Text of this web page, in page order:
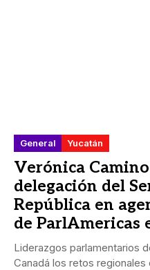
General Yucatán
Verónica
delegación del
República en
de ParlAmericas
Liderazgos parlamentarios
Canadá los retos